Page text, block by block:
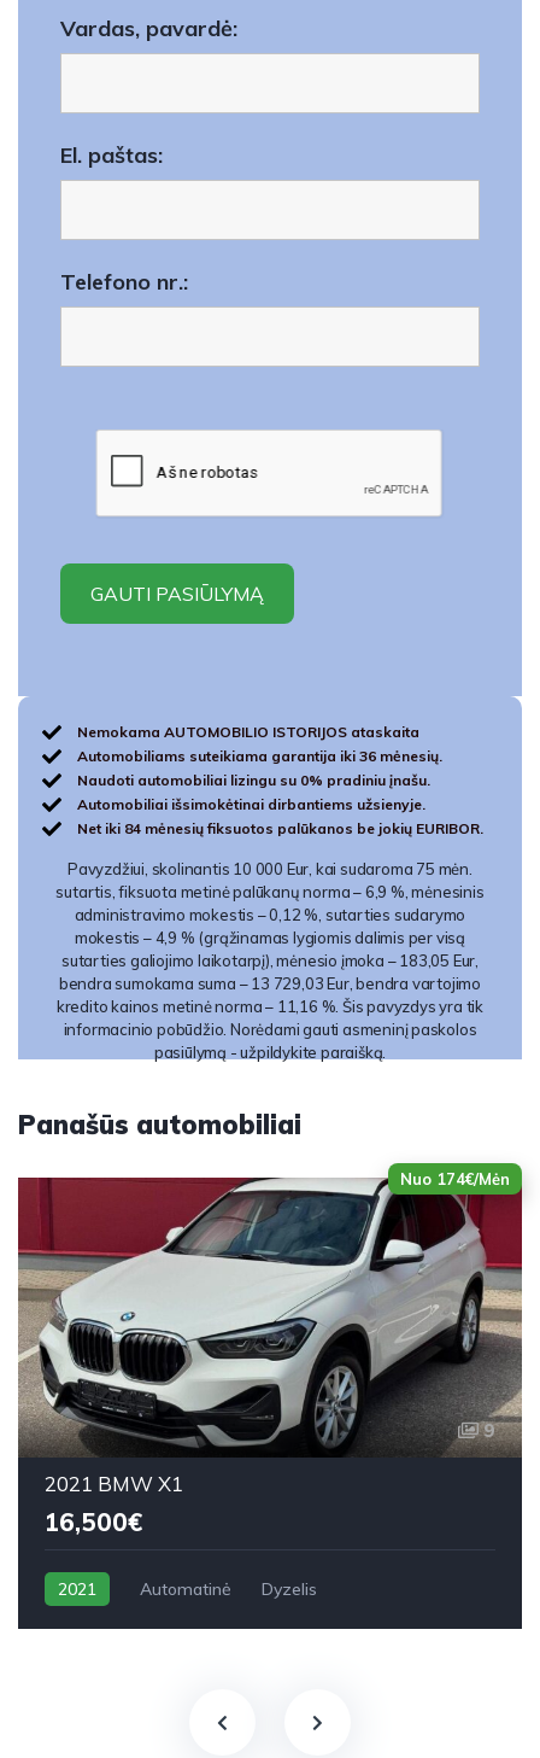
Vardas, pavardė:
El. paštas:
Telefono nr.:
Nemokama AUTOMOBILIO ISTORIJOS ataskaita
Automobiliams suteikiama garantija iki 36 mėnesių.
Naudoti automobiliai lizingu su 0% pradiniu įnašu.
Automobiliai išsimokėtinai dirbantiems užsienyje.
Net iki 84 mėnesių fiksuotos palūkanos be jokių EURIBOR.
Pavyzdžiui, skolinantis 10 000 Eur, kai sudaroma 75 mėn.
sutartis, fiksuota metinė palūkanų norma – 6,9 %, mėnesinis
administravimo mokestis – 0,12 %, sutarties sudarymo
mokestis – 4,9 % (grąžinamas lygiomis dalimis per visą
sutarties galiojimo laikotarpį), mėnesio įmoka – 183,05 Eur,
bendra sumokama suma – 13 729,03 Eur, bendra vartojimo
kredito kainos metinė norma – 11,16 %. Šis pavyzdys yra tik
informacinio pobūdžio. Norėdami gauti asmeninį paskolos
pasiūlymą - užpildykite paraišką.
Panašūs automobiliai
Nuo 174€/Mėn
9
2021 BMW X1
16,500€
2021 Automatinė Dyzelis